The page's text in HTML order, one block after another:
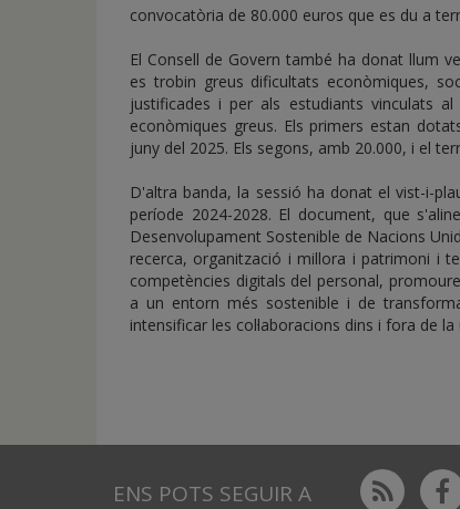
convocatòria de 80.000 euros que es du a
El Consell de Govern també ha donat llum
es trobin greus dificultats econòmiques,
justificades i per als estudiants vinculats
econòmiques greus. Els primers estan
juny del 2025. Els segons, amb 20.000, i el
D'altra banda, la sessió ha donat el vist-i-
període 2024-2028. El document, que
Desenvolupament Sostenible de Nacions
recerca, organització i millora i patrimoni i
competències digitals del personal,
a un entorn més sostenible i de
intensificar les col·laboracions dins i fora de
ENS POTS SEGUIR A Rss